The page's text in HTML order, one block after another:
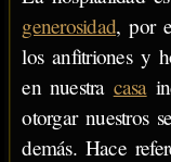
generosidad, por
los anfitriones y
en nuestra casa
otorgar nuestros
demás. Hace